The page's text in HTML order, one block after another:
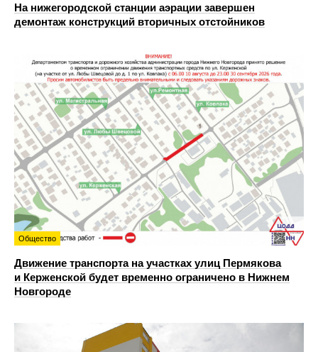
На нижегородской станции аэрации завершен
демонтаж конструкций вторичных отстойников
Общество
Движение транспорта на участках улиц Пермякова
и Керженской будет временно ограничено в Нижнем
Новгороде